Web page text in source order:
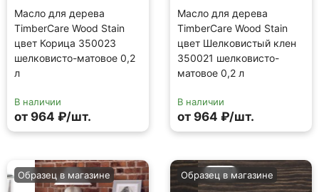
Масло для дерева
TimberCare Wood Stain
цвет Корица 350023
шелковисто-матовое 0,2
л
В наличии
от 964 ₽/шт.
Масло для дерева
TimberCare Wood Stain
цвет Шелковистый клен
350021 шелковисто-
матовое 0,2 л
В наличии
от 964 ₽/шт.
Образец в магазине Образец в магазине